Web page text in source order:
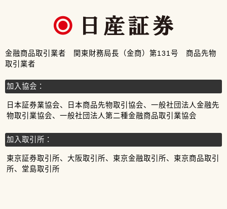
金融商品取引業者 関東財務局長（金商）第131号 商品先物
取引業者
加入協会：
日本証券業協会、日本商品先物取引協会、一般社団法人金融先
物取引業協会、一般社団法人第二種金融商品取引業協会
加入取引所：
東京証券取引所、大阪取引所、東京金融取引所、東京商品取引
所、堂島取引所